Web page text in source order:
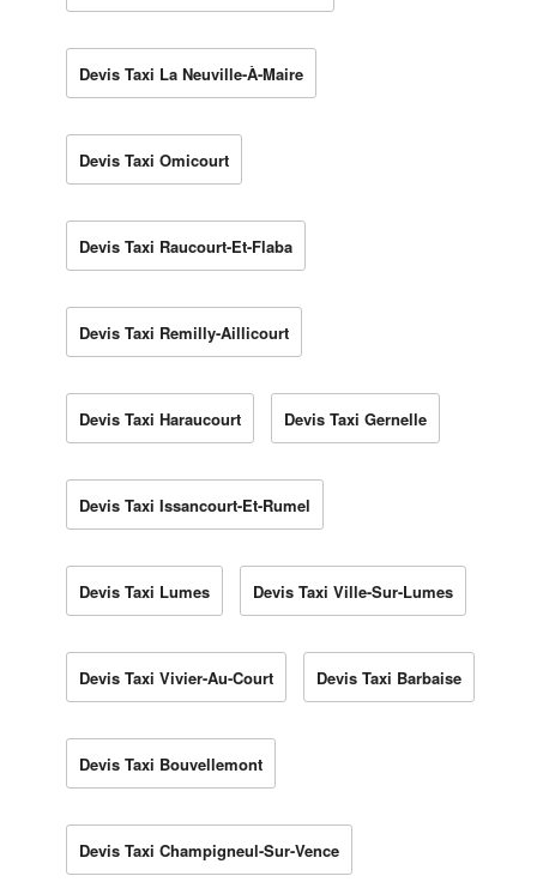
Devis Taxi La Neuville-À-Maire
Devis Taxi Omicourt
Devis Taxi Raucourt-Et-Flaba
Devis Taxi Remilly-Aillicourt
Devis Taxi Haraucourt Devis Taxi Gernelle
Devis Taxi Issancourt-Et-Rumel
Devis Taxi Lumes Devis Taxi Ville-Sur-Lumes
Devis Taxi Vivier-Au-Court Devis Taxi Barbaise
Devis Taxi Bouvellemont
Devis Taxi Champigneul-Sur-Vence